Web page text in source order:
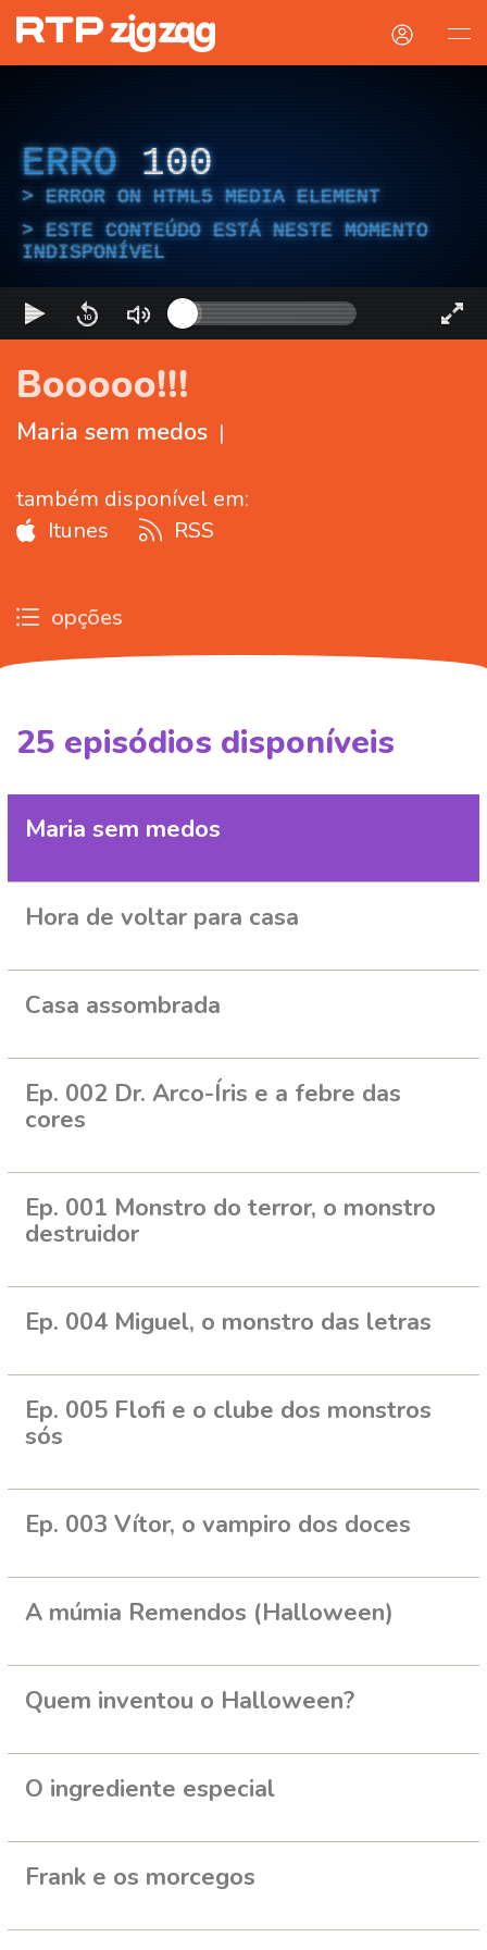
ERRO 100
ERROR ON HTML5 MEDIA ELEMENT
ESTE CONTEÚDO ESTÁ NESTE MOMENTO
INDISPONÍVEL
Booooo!!!
Maria sem medos |
também disponível em:
Itunes
RSS
opções
25 episódios disponíveis
Maria sem medos
Hora de voltar para casa
Casa assombrada
Ep. 002 Dr. Arco-Íris e a febre das
cores
Ep. 001 Monstro do terror, o monstro
destruidor
Ep. 004 Miguel, o monstro das letras
Ep. 005 Flofi e o clube dos monstros
sós
Ep. 003 Vítor, o vampiro dos doces
A múmia Remendos (Halloween)
Quem inventou o Halloween?
O ingrediente especial
Frank e os morcegos